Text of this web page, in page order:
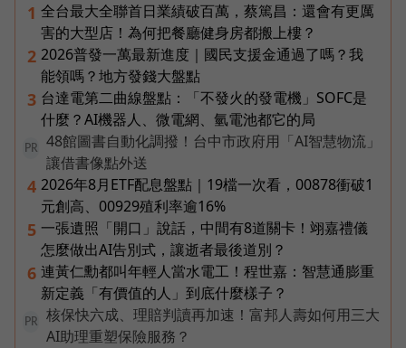
1 全台最大全聯首日業績破百萬，蔡篤昌：還會有更厲
害的大型店！為何把餐廳健身房都搬上樓？
2 2026普發一萬最新進度｜國民支援金通過了嗎？我
能領嗎？地方發錢大盤點
3 台達電第二曲線盤點：「不發火的發電機」SOFC是
什麼？AI機器人、微電網、氫電池都它的局
PR
48館圖書自動化調撥！台中市政府用「AI智慧物流」
讓借書像點外送
4 2026年8月ETF配息盤點｜19檔一次看，00878衝破1
元創高、00929殖利率逾16%
5 一張遺照「開口」說話，中間有8道關卡！翊嘉禮儀
怎麼做出AI告別式，讓逝者最後道別？
6 連黃仁勳都叫年輕人當水電工！程世嘉：智慧通膨重
新定義「有價值的人」到底什麼樣子？
PR
核保快六成、理賠判讀再加速！富邦人壽如何用三大
AI助理重塑保險服務？